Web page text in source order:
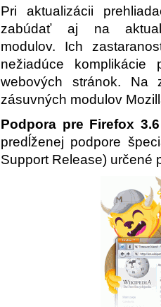
Pri aktualizácii
zabúdať aj na
modulov. Ich
nežiadúce komplikácie
webových stránok. Na
zásuvných modulov
Podpora pre Firefox 3.6
predĺženej podpore
Support Release) určené